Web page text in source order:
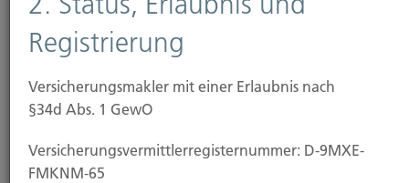
Schadenersatz-Rechtsschutz
Sie wurden bei einem Verkehrsunfall verletzt und
möchten nun Ihre Ansprüche gegenüber dem
Verursacher auf Schadenersatz geltend machen und
Registrierung
Versicherungsmakler mit einer Erlaubnis nach
§34d Abs. 1 GewO
Versicherungs­vermittler­registernummer: D-9MXE-
FMKNM-65